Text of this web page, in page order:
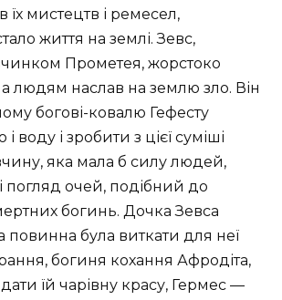
їх мистецтв і ремесел,
життя на землі. Зевс,
Прометея, жорстоко
людям наслав на землю зло. Він
богові-ковалю Гефесту
воду і зробити з цієї суміші
яка мала б силу людей,
погляд очей, подібний до
богинь. Дочка Зевса
повинна була виткати для неї
богиня кохання Афродіта,
їй чарівну красу, Гермес —